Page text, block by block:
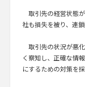
取引先の経営状態
社も損失を被り、連
取引先の状況が悪
く察知し、正確な情
にするための対策を採